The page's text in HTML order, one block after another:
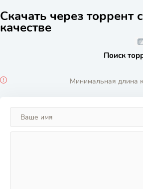
Скачать через
качестве
Поиск
Минимальная длина